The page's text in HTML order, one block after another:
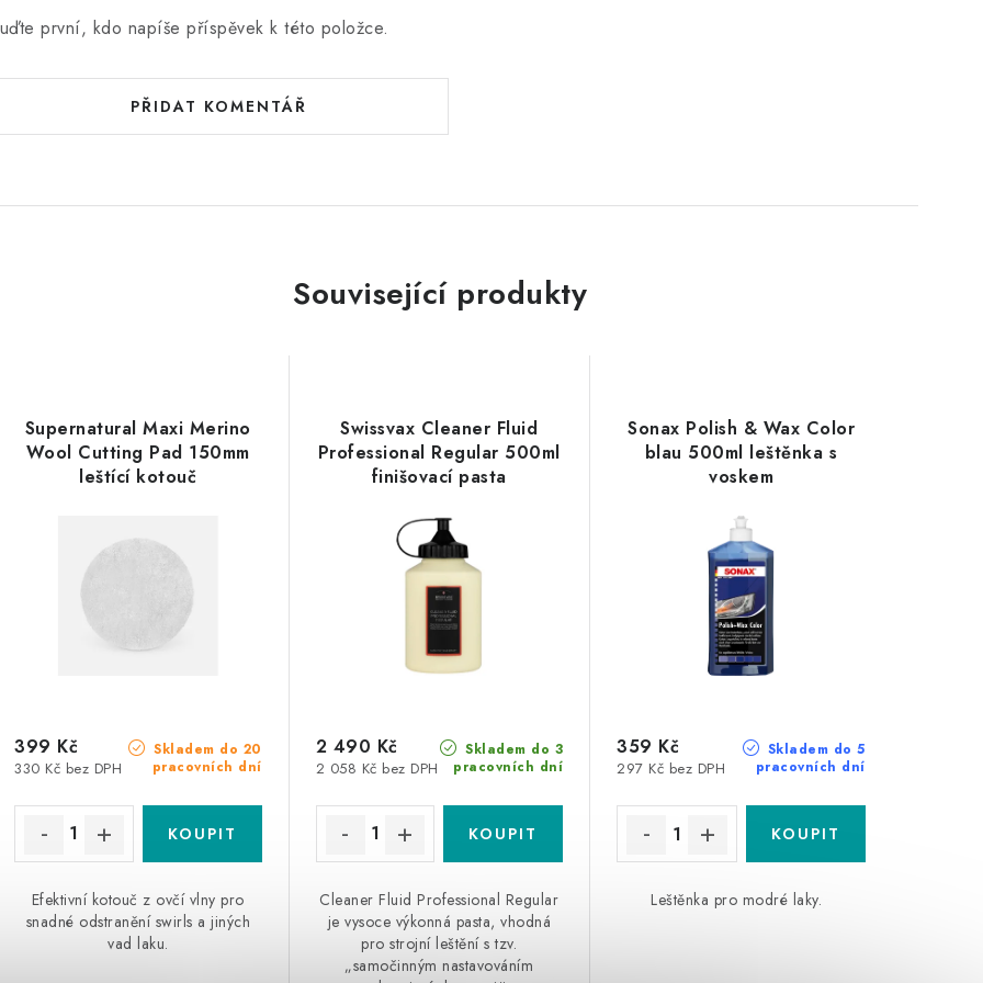
první, kdo napíše příspěvek k této položce.
PŘIDAT KOMENTÁŘ
Související produkty
Supernatural Maxi Merino
Wool Cutting Pad 150mm
leštící kotouč
Skladem do 20
pracovních dní
330 Kč bez DPH
399 Kč
Efektivní kotouč z ovčí vlny pro
snadné odstranění swirls a jiných
vad laku.
Swissvax Cleaner Fluid
Professional Regular 500ml
finišovací pasta
Skladem do 3
pracovních dní
2 058 Kč bez DPH
2 490 Kč
Cleaner Fluid Professional Regular
je vysoce výkonná pasta, vhodná
pro strojní leštění s tzv.
„samočinným nastavováním
Sonax Polish & Wax Color
blau 500ml leštěnka s
voskem
Skladem do 5
pracovních dní
297 Kč bez DPH
359 Kč
Leštěnka pro modré laky.